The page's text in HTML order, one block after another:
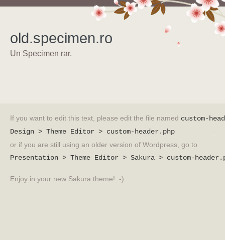
old.specimen.ro
Un Specimen rar.
If you want to edit this text, please edit the file named custom-
Design > Theme Editor > custom-header.php
or if you are still using an older version of Wordpress, go to
Presentation > Theme Editor > Sakura > custom-
Enjoy in your new Sakura theme! :-)